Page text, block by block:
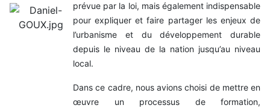
prévue par la loi, mais également indispensable
pour expliquer et faire partager les enjeux de
l’urbanisme et du développement durable
depuis le niveau de la nation jusqu’au niveau
local.
Dans ce cadre, nous avions choisi de mettre en
œuvre un processus de formation,